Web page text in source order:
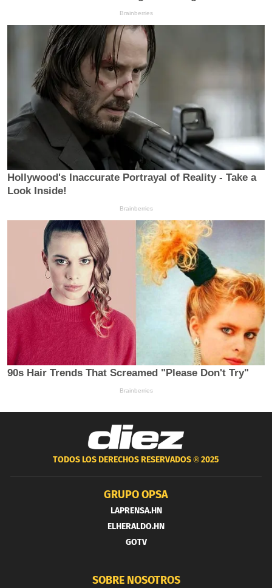
TODOS LOS DERECHOS RESERVADOS ®2025
GRUPO OPSA
LAPRENSA.HN
ELHERALDO.HN
GOTV
SOBRE NOSOTROS